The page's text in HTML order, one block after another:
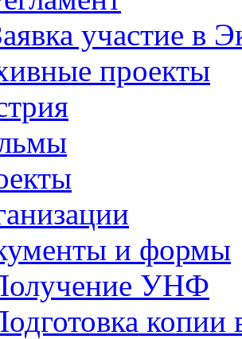
участие в
проекты
и формы
УНФ
копии